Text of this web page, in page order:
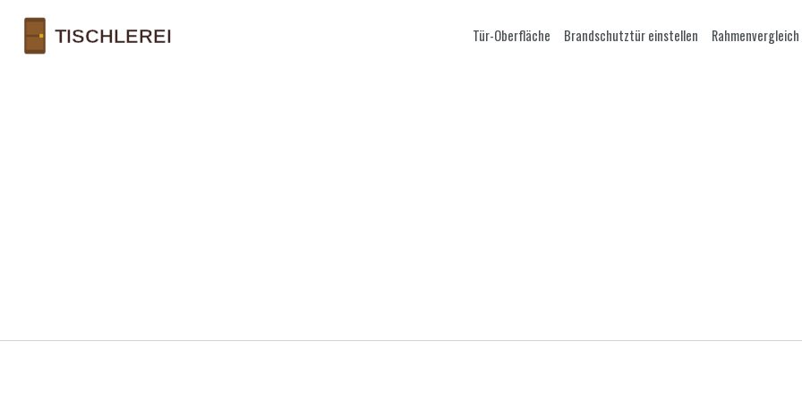
Tür-Oberfläche Brandschutztür einstellen Rahmenvergleich